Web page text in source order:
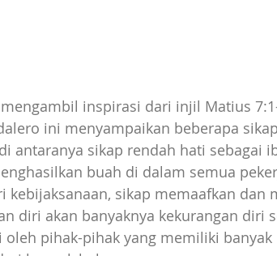
inspirasi dari injil Matius
ini menyampaikan beberapa
antaranya sikap rendah hati sebagai
buah di dalam semua
kebijaksanaan, sikap memaafkan dan
diri akan banyaknya kekurangan diri
oleh pihak-pihak yang memiliki